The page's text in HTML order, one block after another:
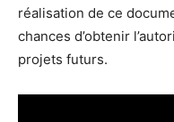
réalisation de ce
chances d’obtenir
projets futurs.